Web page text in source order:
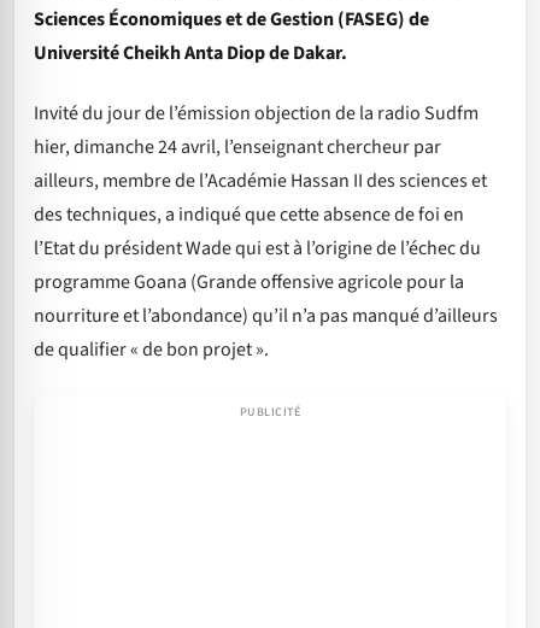
Sciences Économiques et de Gestion (FASEG) de
Université Cheikh Anta Diop de Dakar.
Invité du jour de l’émission objection de la radio Sudfm
hier, dimanche 24 avril, l’enseignant chercheur par
ailleurs, membre de l’Académie Hassan II des sciences et
des techniques, a indiqué que cette absence de foi en
l’Etat du président Wade qui est à l’origine de l’échec du
programme Goana (Grande offensive agricole pour la
nourriture et l’abondance) qu’il n’a pas manqué d’ailleurs
de qualifier « de bon projet ».